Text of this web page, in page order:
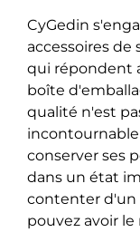
CyGedin
accessoires
qui répondent
boîte
qualité n'est
conserver ses
dans un état
contenter d'un
pouvez avoir